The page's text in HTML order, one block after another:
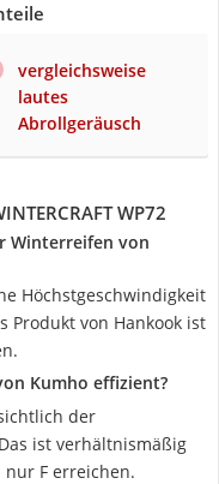
vergleichsweise
lautes
Abrollgeräusch
WP72
Winterreifen von
Höchstgeschwindigkeit
Produkt von Hankook ist
Kumho effizient?
der
ist verhältnismäßig
nur F erreichen.